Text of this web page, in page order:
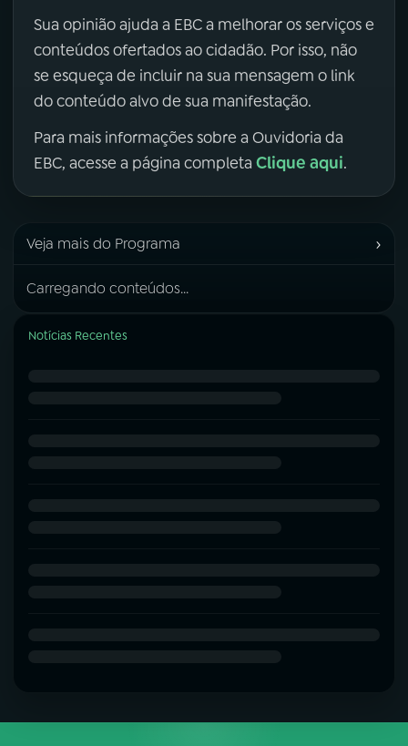
Sua opinião ajuda a EBC a melhorar os serviços e
conteúdos ofertados ao cidadão. Por isso, não
se esqueça de incluir na sua mensagem o link
do conteúdo alvo de sua manifestação.
Para mais informações sobre a Ouvidoria da
EBC, acesse a página completa Clique aqui.
Veja mais do Programa ›
Carregando conteúdos...
Notícias Recentes